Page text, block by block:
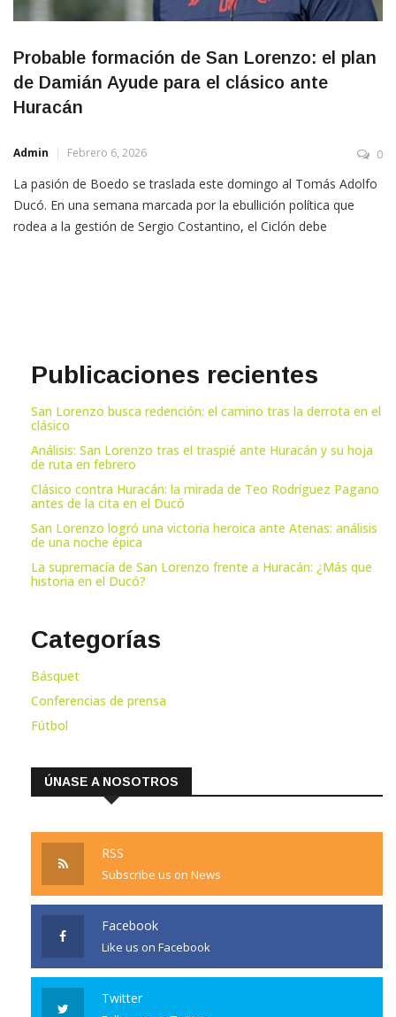
Probable formación de San Lorenzo: el plan
de Damián Ayude para el clásico ante
Huracán
Admin Febrero 6, 2026 0
La pasión de Boedo se traslada este domingo al Tomás Adolfo
Ducó. En una semana marcada por la ebullición política que
rodea a la gestión de Sergio Costantino, el Ciclón debe
Publicaciones recientes
San Lorenzo busca redención: el camino tras la derrota en el
clásico
Análisis: San Lorenzo tras el traspié ante Huracán y su hoja
de ruta en febrero
Clásico contra Huracán: la mirada de Teo Rodríguez Pagano
antes de la cita en el Ducó
San Lorenzo logró una victoria heroica ante Atenas: análisis
de una noche épica
La supremacía de San Lorenzo frente a Huracán: ¿Más que
historia en el Ducó?
Categorías
Básquet
Conferencias de prensa
Fútbol
ÚNASE A NOSOTROS
RSS
Subscribe us on News
Facebook
Like us on Facebook
Twitter